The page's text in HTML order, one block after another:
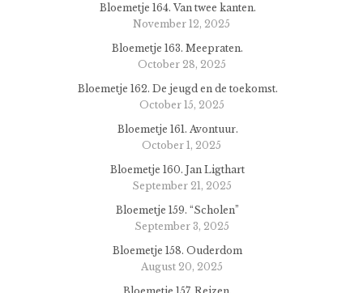
Bloemetje 164. Van twee kanten.
November 12, 2025
Bloemetje 163. Meepraten.
October 28, 2025
Bloemetje 162. De jeugd en de toekomst.
October 15, 2025
Bloemetje 161. Avontuur.
October 1, 2025
Bloemetje 160. Jan Ligthart
September 21, 2025
Bloemetje 159. “Scholen”
September 3, 2025
Bloemetje 158. Ouderdom
August 20, 2025